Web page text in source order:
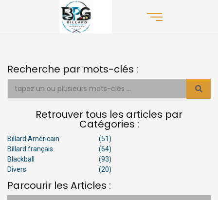
Recherche par mots-clés :
Retrouver tous les articles par
Catégories :
Billard Américain
(51)
Billard français
(64)
Blackball
(93)
Divers
(20)
Parcourir les Articles :